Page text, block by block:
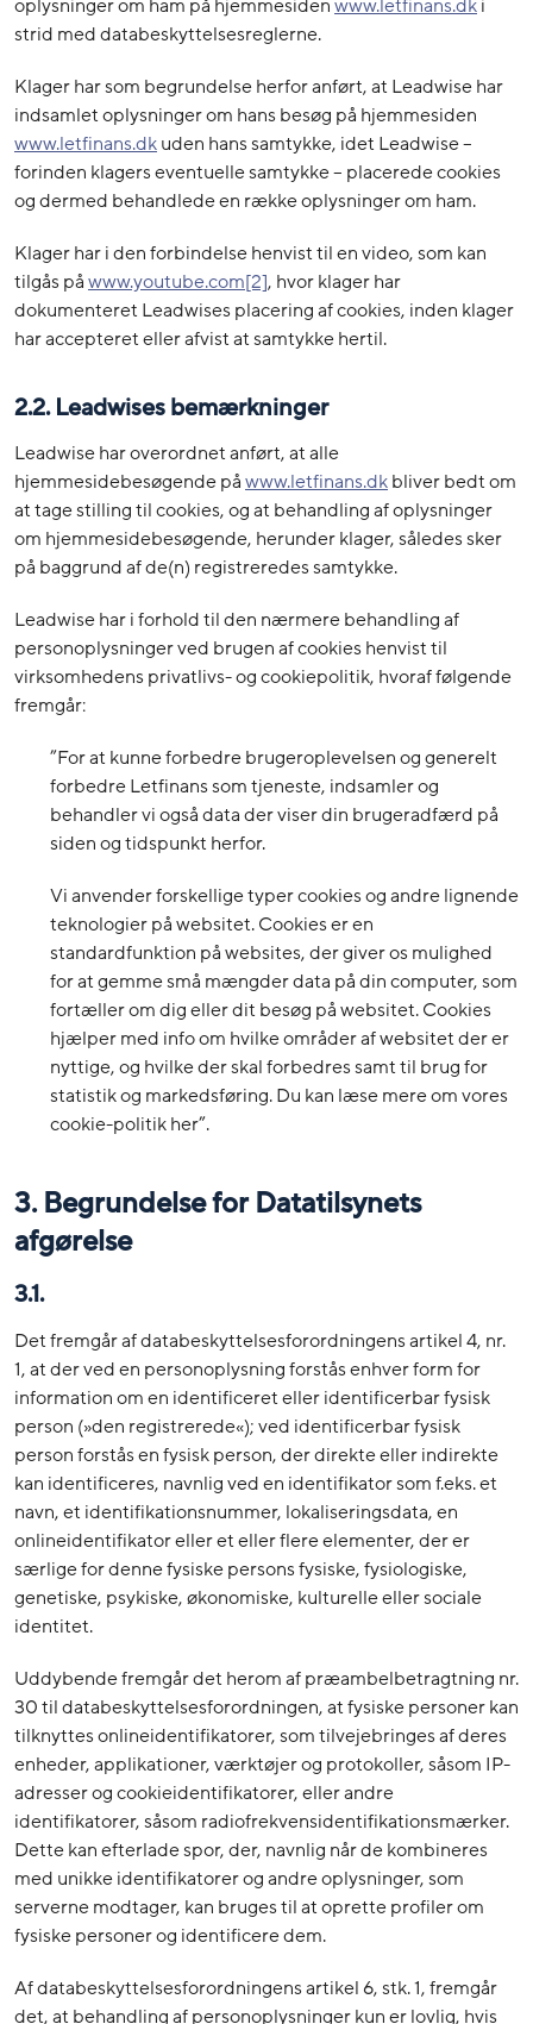
oplysninger om ham på hjemmesidenwww.letfinans.dki
strid med databeskyttelsesreglerne.
Klager har som begrundelse herfor anført, at Leadwise har
indsamlet oplysninger om hans besøg på hjemmesiden
www.letfinans.dkuden hans samtykke, idet Leadwise –
forinden klagers eventuelle samtykke – placerede cookies
og dermed behandlede en række oplysninger om ham.
Klager har i den forbindelse henvist til en video, som kan
tilgås påwww.youtube.com[2], hvor klager har
dokumenteret Leadwises placering af cookies, inden klager
har accepteret eller afvist at samtykke hertil.
2.2. Leadwises bemærkninger
Leadwise har overordnet anført, at alle
hjemmesidebesøgende påwww.letfinans.dkbliver bedt om
at tage stilling til cookies, og at behandling af oplysninger
om hjemmesidebesøgende, herunder klager, således sker
på baggrund af de(n) registreredes samtykke.
Leadwise har i forhold til den nærmere behandling af
personoplysninger ved brugen af cookies henvist til
virksomhedens privatlivs- og cookiepolitik, hvoraf følgende
fremgår:
”For at kunne forbedre brugeroplevelsen og generelt
forbedre Letfinans som tjeneste, indsamler og
behandler vi også data der viser din brugeradfærd på
siden og tidspunkt herfor.
Vi anvender forskellige typer cookies og andre lignende
teknologier på websitet. Cookies er en
standardfunktion på websites, der giver os mulighed
for at gemme små mængder data på din computer, som
fortæller om dig eller dit besøg på websitet. Cookies
hjælper med info om hvilke områder af websitet der er
nyttige, og hvilke der skal forbedres samt til brug for
statistik og markedsføring. Du kan læse mere om vores
cookie-politik her”.
3. Begrundelse for Datatilsynets
afgørelse
3.1.
Det fremgår af databeskyttelsesforordningens artikel 4, nr.
1, at der ved en personoplysning forstås enhver form for
information om en identificeret eller identificerbar fysisk
person (»den registrerede«); ved identificerbar fysisk
person forstås en fysisk person, der direkte eller indirekte
kan identificeres, navnlig ved en identifikator som f.eks. et
navn, et identifikationsnummer, lokaliseringsdata, en
onlineidentifikator eller et eller flere elementer, der er
særlige for denne fysiske persons fysiske, fysiologiske,
genetiske, psykiske, økonomiske, kulturelle eller sociale
identitet.
Uddybende fremgår det herom af præambelbetragtning nr.
30 til databeskyttelsesforordningen, at fysiske personer kan
tilknyttes onlineidentifikatorer, som tilvejebringes af deres
enheder, applikationer, værktøjer og protokoller, såsom IP-
adresser og cookieidentifikatorer, eller andre
identifikatorer, såsom radiofrekvensidentifikationsmærker.
Dette kan efterlade spor, der, navnlig når de kombineres
med unikke identifikatorer og andre oplysninger, som
serverne modtager, kan bruges til at oprette profiler om
fysiske personer og identificere dem.
Af databeskyttelsesforordningens artikel 6, stk. 1, fremgår
det, at behandling af personoplysninger kun er lovlig, hvis